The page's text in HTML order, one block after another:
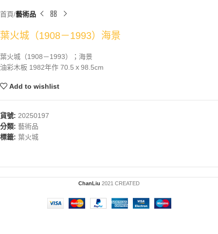
首頁 藝術品
葉火城（1908－1993）海景
葉火城（1908－1993）；海景
油彩木板 1982年作 70.5ｘ98.5cm
Add to wishlist
貨號: 20250197
分類: 藝術品
標籤: 葉火城
ChanLiu 2021 CREATED